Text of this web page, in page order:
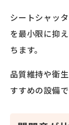
シートシャッ
を最小限に抑
ちます。
品質維持や衛
すすめの設備で